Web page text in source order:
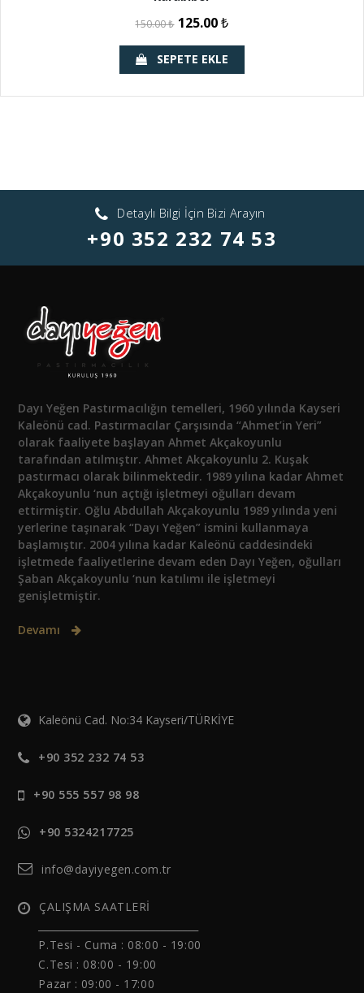
150.00₺ 125.00₺
SEPETE EKLE
Detaylı Bilgi İçin Bizi Arayın
+90 352 232 74 53
Dayı Yeğen Pastırmacılığın temelleri, 1960 yılında Kayseri
Kaleönü cad. Pastırmacılar Çarşısında “Ahmet’in Yeri”
olarak faaliyete başlayan Ahmet Akçakoyunlu
tarafından atılmıştır. Ahmet Akçakoyunlu 2. Kuşak
pastırmacı olarak bilinmektedir. 1989 yılına kadar Ahmet
Akçakoyunlu ‘nun açtığı işletmeyi oğulları devam
ettirmiştir. Oğlu Abdullah Akçakoyunlu 1989 yılında yeni
yerlerine taşınarak “Dayı Yeğen” ismini kullanmaya
başlamıştır. 2004 yılına kadar Kaleönü caddesindeki
işletmede faaliyetlerine devam eden Dayı Yeğen, oğulları
Şaban Akçakoyunlu ‘nun katılımı ile işletmeyi
genişletmiştir.
Devamı
Kaleönü Cad. No:34 Kayseri/TÜRKİYE
+90 352 232 74 53
+90 555 557 98 98
+90 5324217725
info@dayiyegen.com.tr
ÇALIŞMA SAATLERİ
P.Tesi - Cuma : 08:00 - 19:00
C.Tesi : 08:00 - 19:00
Pazar : 09:00 - 17:00